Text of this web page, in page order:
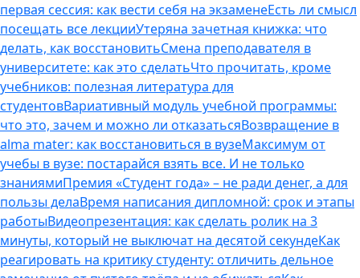
первая сессия: как вести себя на экзаменеЕсть ли смысл
посещать все лекцииУтеряна зачетная книжка: что
делать, как восстановитьСмена преподавателя в
университете: как это сделатьЧто прочитать, кроме
учебников: полезная литература для
студентовВариативный модуль учебной программы:
что это, зачем и можно ли отказатьсяВозвращение в
alma mater: как восстановиться в вузеМаксимум от
учебы в вузе: постарайся взять все. И не только
знаниямиПремия «Студент года» – не ради денег, а для
пользы делаВремя написания дипломной: срок и этапы
работыВидеопрезентация: как сделать ролик на 3
минуты, который не выключат на десятой секундеКак
реагировать на критику студенту: отличить дельное